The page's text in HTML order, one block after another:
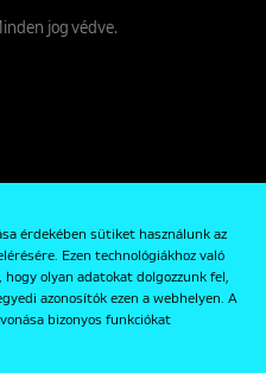
érdekében sütiket használunk az
Ezen technológiákhoz való
olyan adatokat dolgozzunk fel,
azonosítók ezen a webhelyen. A
bizonyos funkciókat
jog védve.
Szabályzat